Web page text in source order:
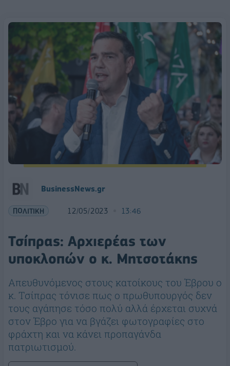
BusinessNews.gr
ΠΟΛΙΤΙΚΗ 12/05/2023 13:46
Τσίπρας: Αρχιερέας των
υποκλοπών ο κ. Μητσοτάκης
Απευθυνόμενος στους κατοίκους του Έβρου ο
κ. Τσίπρας τόνισε πως ο πρωθυπουργός δεν
τους αγάπησε τόσο πολύ αλλά έρχεται συχνά
στον Έβρο για να βγάζει φωτογραφίες στο
φράχτη και να κάνει προπαγάνδα
πατριωτισμού.